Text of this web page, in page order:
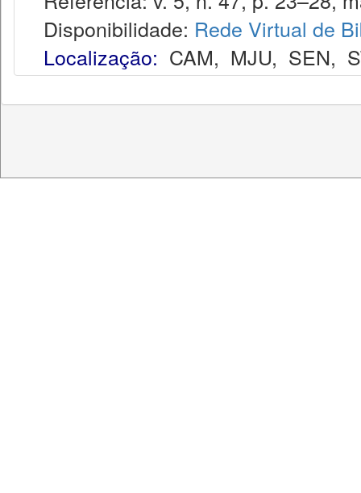
Disponibilidade: Rede Virtual de
Localização: CAM, MJU, SEN,